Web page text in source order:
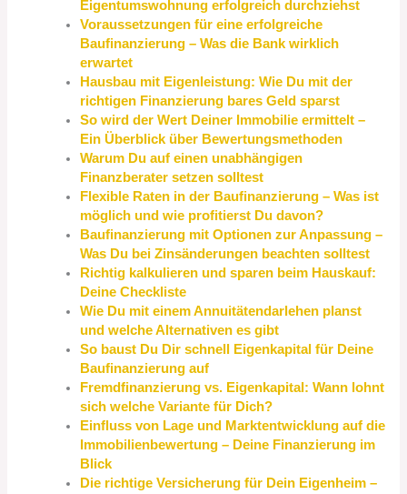
Eigentumswohnung erfolgreich durchziehst
Voraussetzungen für eine erfolgreiche
Baufinanzierung – Was die Bank wirklich
erwartet
Hausbau mit Eigenleistung: Wie Du mit der
richtigen Finanzierung bares Geld sparst
So wird der Wert Deiner Immobilie ermittelt –
Ein Überblick über Bewertungsmethoden
Warum Du auf einen unabhängigen
Finanzberater setzen solltest
Flexible Raten in der Baufinanzierung – Was ist
möglich und wie profitierst Du davon?
Baufinanzierung mit Optionen zur Anpassung –
Was Du bei Zinsänderungen beachten solltest
Richtig kalkulieren und sparen beim Hauskauf:
Deine Checkliste
Wie Du mit einem Annuitätendarlehen planst
und welche Alternativen es gibt
So baust Du Dir schnell Eigenkapital für Deine
Baufinanzierung auf
Fremdfinanzierung vs. Eigenkapital: Wann lohnt
sich welche Variante für Dich?
Einfluss von Lage und Marktentwicklung auf die
Immobilienbewertung – Deine Finanzierung im
Blick
Die richtige Versicherung für Dein Eigenheim –